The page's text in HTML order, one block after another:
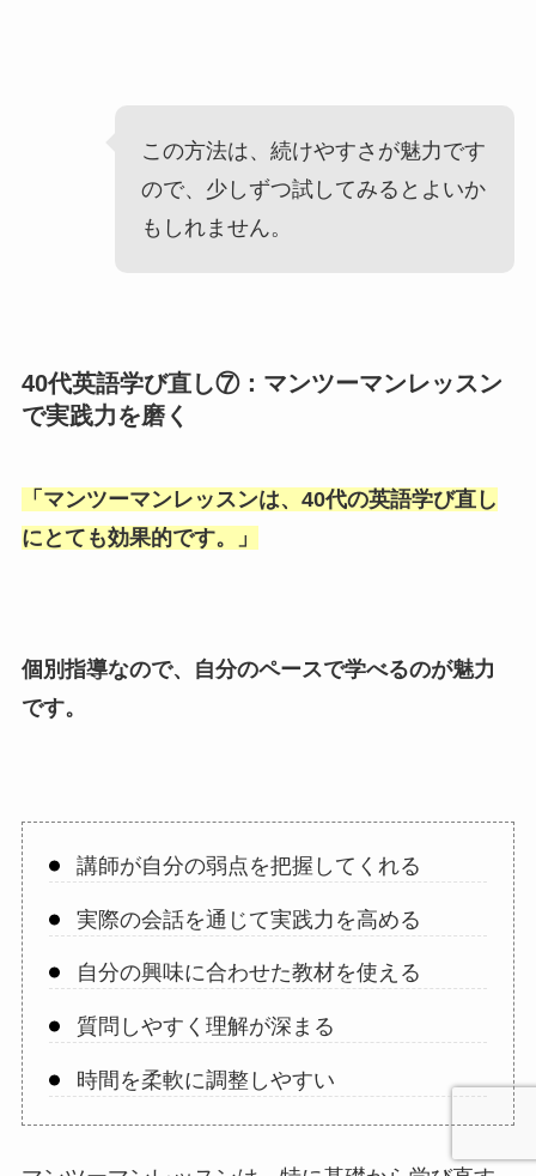
この方法は、続けやすさが魅力です
ので、少しずつ試してみるとよいか
もしれません。
40代英語学び直し⑦：マンツーマンレッスン
で実践力を磨く
「 マンツーマンレッスンは、40代の英語学び直し
にとても効果的です。
」
個別指導なので、自分のペースで学べるのが魅力
です。
講師が自分の弱点を把握してくれる
実際の会話を通じて実践力を高める
自分の興味に合わせた教材を使える
質問しやすく理解が深まる
時間を柔軟に調整しやすい